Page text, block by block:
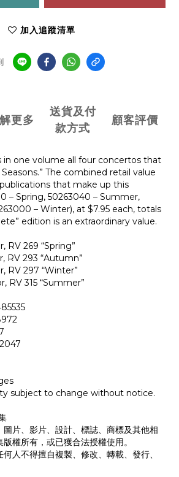
加入追蹤清單
更多
送貨及付
款方式
顧客評價
in one volume all four concertos that
The combined retail value
that make up this
– Spring, 50263040 – Summer,
– Winter), at $7.95 each, totals
edition is an extraordinary value.
RV 269 “Spring”
RV 293 “Autumn”
RV 297 “Winter”
RV 315 “Summer”
subject to change without notice.
片、影片、設計、標誌、商標及其他相
權所有，或已獲合法授權使用。
人不得擅自複製、修改、轉載、發行、